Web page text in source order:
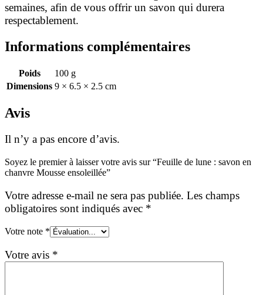
semaines, afin de vous offrir un savon qui durera
respectablement.
Informations complémentaires
Poids
100 g
Dimensions 9 × 6.5 × 2.5 cm
Avis
Il n’y a pas encore d’avis.
Soyez le premier à laisser votre avis sur “Feuille de lune : savon en
chanvre Mousse ensoleillée”
Votre adresse e-mail ne sera pas publiée. Les champs
obligatoires sont indiqués avec *
Votre note *
Votre avis *